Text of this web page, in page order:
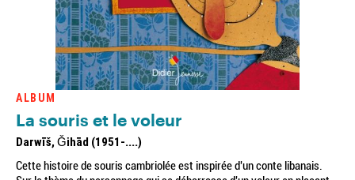
ALBUM
La souris et le voleur
Darwīš, Ǧihād (1951-....)
Cette histoire de souris cambriolée est inspirée d'un conte libanais.